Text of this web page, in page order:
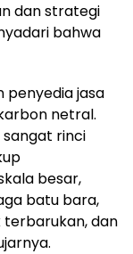
dan strategi
bahwa
penyedia jasa
netral.
rinci
besar,
batu bara,
terbarukan, dan